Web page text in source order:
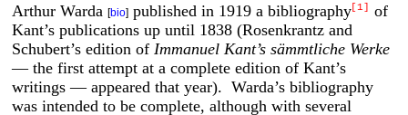
Arthur Warda [bio] published in 1919 a bibliography[1]
of
Kant’s publications up until 1838 (Rosenkrantz and
Schubert’s edition of Immanuel Kant’s sämmtliche Werke
— the first attempt at a complete edition of Kant’s
writings — appeared that year). Warda’s bibliography
was intended to be complete, although with several